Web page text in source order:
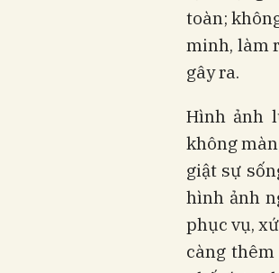
toàn;
minh, làm
gây ra.
Hình ảnh
không
giật sự
hình ảnh
phục vụ,
càng